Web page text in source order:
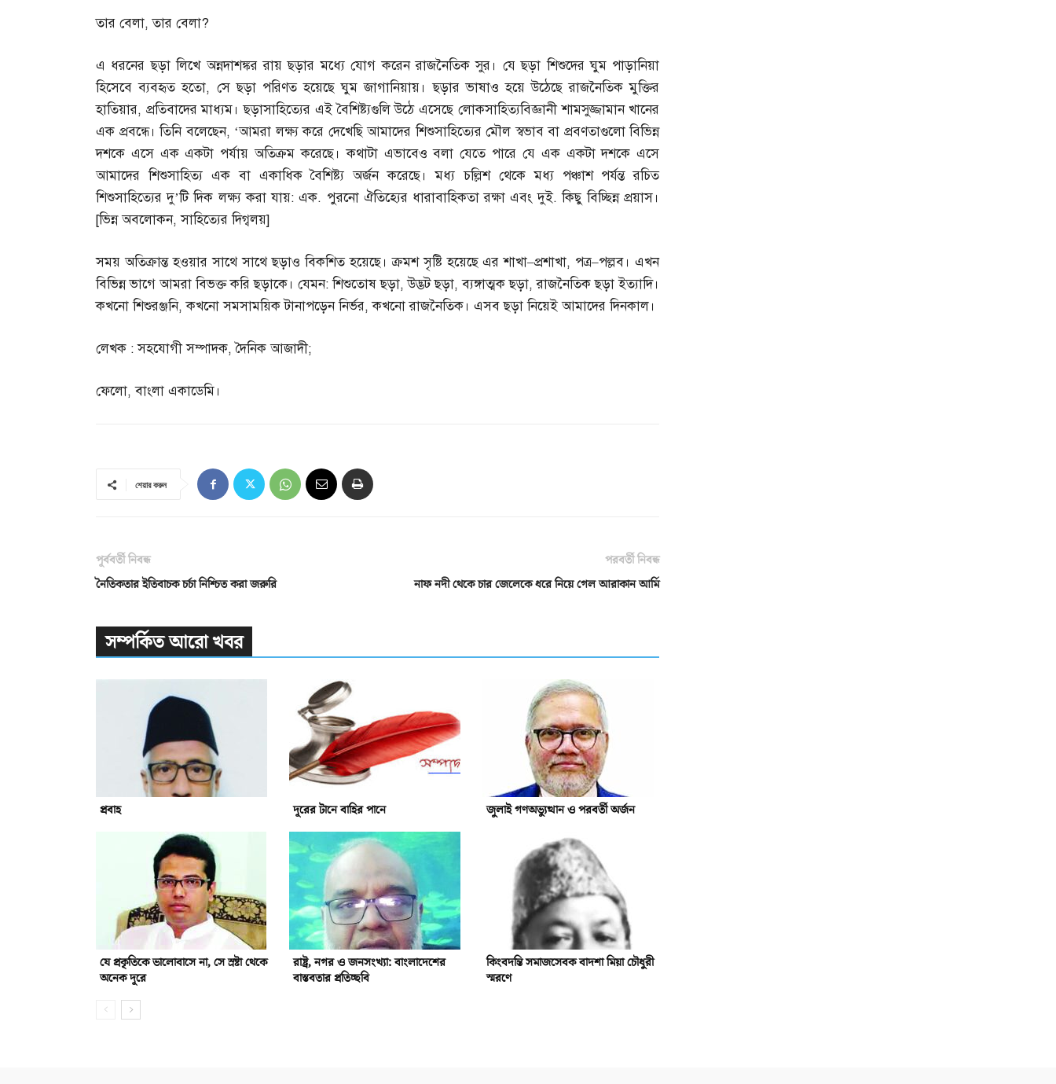
তার বেলা,তার বেলা?
এ ধরনের ছড়া লিখে অন্নদাশঙ্কর রায় ছড়ার মধ্যে যোগ করেন রাজনৈতিক সুর। যে ছড়া শিশুদের ঘুম পাড়ানিয়া
হিসেবে ব্যবহৃত হতো, সে ছড়া পরিণত হয়েছে ঘুম জাগানিয়ায়। ছড়ার ভাষাও হয়ে উঠেছে রাজনৈতিক মুক্তির
হাতিয়ার, প্রতিবাদের মাধ্যম। ছড়াসাহিত্যের এই বৈশিষ্ট্যগুলি উঠে এসেছে লোকসাহিত্যবিজ্ঞানী শামসুজ্জামান খানের
এক প্রবন্ধে। তিনি বলেছেন, ‘আমরা লক্ষ্য করে দেখেছি আমাদের শিশুসাহিত্যের মৌল স্বভাব বা প্রবণতাগুলো বিভিন্ন
দশকে এসে এক একটা পর্যায় অতিক্রম করেছে। কথাটা এভাবেও বলা যেতে পারে যে এক একটা দশকে এসে
আমাদের শিশুসাহিত্য এক বা একাধিক বৈশিষ্ট্য অর্জন করেছে। মধ্য চল্লিশ থেকে মধ্য পঞ্চাশ পর্যন্ত রচিত
শিশুসাহিত্যের দু’টি দিক লক্ষ্য করা যায়:এক. পুরনো ঐতিহ্যের ধারাবাহিকতা রক্ষা এবং দুই.কিছু বিচ্ছিন্ন প্রয়াস।
[ভিন্ন অবলোকন,সাহিত্যের দিগ্বলয়]
সময় অতিক্রান্ত হওয়ার সাথে সাথে ছড়াও বিকশিত হয়েছে। ক্রমশ সৃষ্টি হয়েছে এর শাখা–প্রশাখা, পত্র–পল্লব। এখন
বিভিন্ন ভাগে আমরা বিভক্ত করি ছড়াকে। যেমন:শিশুতোষ ছড়া,উদ্ভট ছড়া,ব্যঙ্গাত্মক ছড়া,রাজনৈতিক ছড়া ইত্যাদি।
কখনো শিশুরঞ্জনি,কখনো সমসাময়িক টানাপড়েন নির্ভর,কখনো রাজনৈতিক। এসব ছড়া নিয়েই আমাদের দিনকাল।
লেখক :সহযোগী সম্পাদক,দৈনিক আজাদী;
ফেলো,বাংলা একাডেমি।
শেয়ার করুন
পূর্ববর্তী নিবন্ধ
নৈতিকতার ইতিবাচক চর্চা নিশ্চিত করা জরুরি
পরবর্তী নিবন্ধ
নাফ নদী থেকে চার জেলেকে ধরে নিয়ে গেল আরাকান আর্মি
সম্পর্কিত আরো খবর
প্রবাহ দূরের টানে বাহির পানে জুলাই গণঅভ্যুত্থান ও পরবর্তী অর্জন
যে প্রকৃতিকে ভালোবাসে না, সে স্রষ্টা থেকে
অনেক দূরে
রাষ্ট্র, নগর ও জনসংখ্যা: বাংলাদেশের
বাস্তবতার প্রতিচ্ছবি
কিংবদন্তি সমাজসেবক বাদশা মিয়া চৌধুরী
স্মরণে